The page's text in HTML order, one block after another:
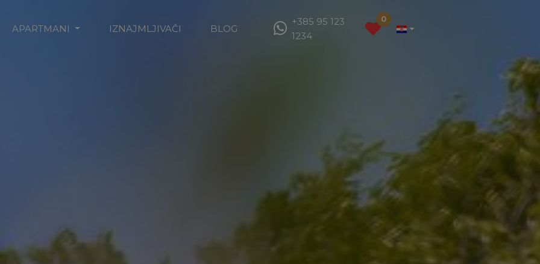
APARTMANI IZNAJMLJIVAČI BLOG
+385 95 123
1234
0